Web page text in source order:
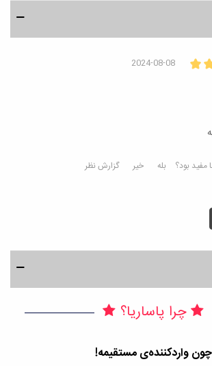
2024-08-08
مفید بود؟ بله خیر گزارش نظر
چرا پاساریا؟
چون واردکننده‌ی مستقیمه!